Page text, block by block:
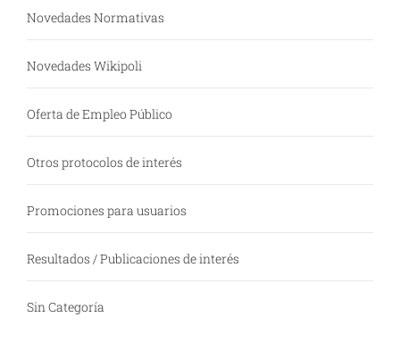
Novedades Normativas
Novedades Wikipoli
Oferta de Empleo Público
Otros protocolos de interés
Promociones para usuarios
Resultados / Publicaciones de interés
Sin Categoría